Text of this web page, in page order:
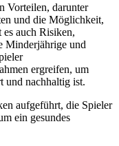
Vorteilen, darunter
und die Möglichkeit,
auch Risiken,
Minderjährige und
ergreifen, um
und nachhaltig ist.
aufgeführt, die Spieler
ein gesundes